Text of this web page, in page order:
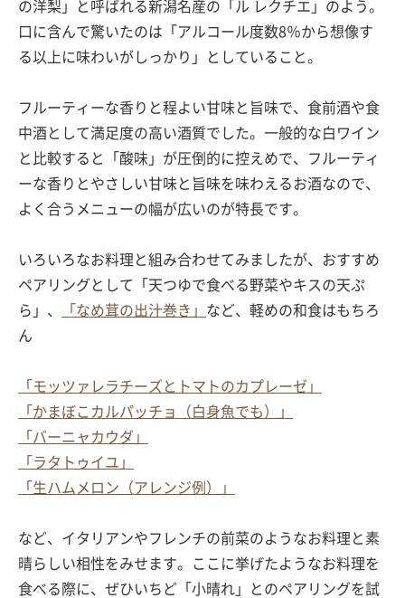
の洋梨」と呼ばれる新潟名産の「ル レクチエ」のよう。
口に含んで驚いたのは「アルコール度数8％から想像す
る以上に味わいがしっかり」としていること。
フルーティーな香りと程よい甘味と旨味で、食前酒や食
中酒として満足度の高い酒質でした。一般的な白ワイン
と比較すると「酸味」が圧倒的に控えめで、フルーティ
ーな香りとやさしい甘味と旨味を味わえるお酒なので、
よく合うメニューの幅が広いのが特長です。
いろいろなお料理と組み合わせてみましたが、おすすめ
ペアリングとして「天つゆで食べる野菜やキスの天ぷ
ら」、
「なめ茸の出汁巻き」 など、軽めの和食はもちろ
ん
「モッツァレラチーズとトマトのカプレーゼ」
「かまぼこカルパッチョ（白身魚でも）」
「バーニャカウダ」
「ラタトゥイユ」
「生ハムメロン（アレンジ例）」
など、イタリアンやフレンチの前菜のようなお料理と素
晴らしい相性をみせます。ここに挙げたようなお料理を
食べる際に、ぜひいちど「小晴れ」とのペアリングを試